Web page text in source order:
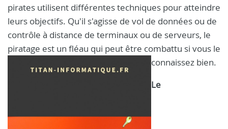
pirates utilisent différentes techniques pour atteindre
leurs objectifs. Qu'il s'agisse de vol de données ou de
contrôle à distance de terminaux ou de serveurs, le
piratage est un fléau qui peut être combattu si vous le
connaissez bien.
Le